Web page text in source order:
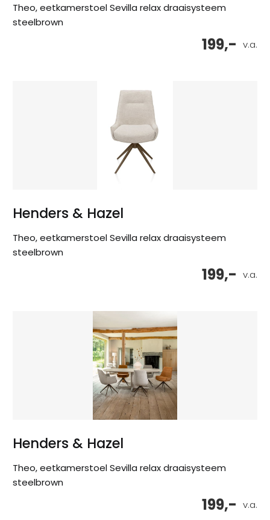
Theo, eetkamerstoel Sevilla relax draaisysteem
steelbrown
v.a.
199,-
Henders & Hazel
Theo, eetkamerstoel Sevilla relax draaisysteem
steelbrown
v.a.
199,-
Henders & Hazel
Theo, eetkamerstoel Sevilla relax draaisysteem
steelbrown
v.a.
199,-